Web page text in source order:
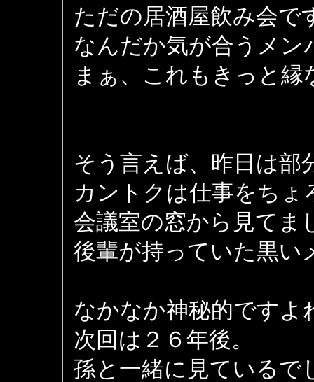
ただの居酒屋飲み会で
なんだか気が合うメ
まぁ、これもきっと
そう言えば、昨日は部
カントクは仕事をちょ
会議室の窓から見てま
後輩が持っていた黒い
なかなか神秘的ですよ
次回は２６年後。
孫と一緒に見ているで